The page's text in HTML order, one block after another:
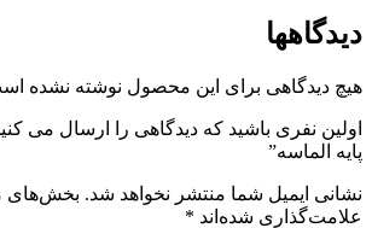
دیدگاهها
هیچ دیدگاهی برای این محصول نوشته نشده
اولین نفری باشید که دیدگاهی را ارسال می
پایه الماسه”
نشانی ایمیل شما منتشر نخواهد شد. بخش‌های
علامت‌گذاری شده‌اند *